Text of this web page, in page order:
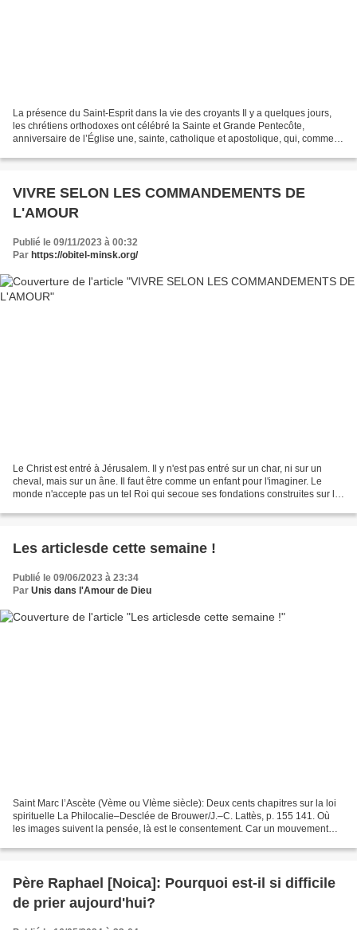
La présence du Saint-Esprit dans la vie des croyants Il y a quelques jours,
les chrétiens orthodoxes ont célébré la Sainte et Grande Pentecôte,
anniversaire de l’Église une, sainte, catholique et apostolique, qui, comme
VIVRE SELON LES COMMANDEMENTS DE
L'AMOUR
Publié le 09/11/2023 à 00:32
Par https://obitel-minsk.org/
Le Christ est entré à Jérusalem. Il y n'est pas entré sur un char, ni sur un
cheval, mais sur un âne. Il faut être comme un enfant pour l'imaginer. Le
monde n'accepte pas un tel Roi qui secoue ses fondations construites sur le
Les articlesde cette semaine !
Publié le 09/06/2023 à 23:34
Par Unis dans l'Amour de Dieu
Saint Marc l’Ascète (Vème ou VIème siècle): Deux cents chapitres sur la loi
spirituelle La Philocalie–Desclée de Brouwer/J.–C. Lattès, p. 155 141. Où
les images suivent la pensée, là est le consentement. Car un mouvement
Père Raphael [Noica]: Pourquoi est-il si difficile
de prier aujourd'hui?